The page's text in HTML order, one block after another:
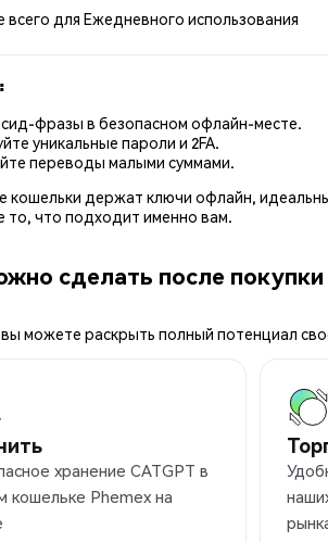
всего для Ежедневного использования
фразы в безопасном офлайн-месте.
уникальные пароли и 2FA.
переводы малыми суммами.
кошельки держат ключи офлайн,
то, что подходит именно вам.
сделать после покупки
вы можете раскрыть полный потенциал
хранение CATGPT в
кошельке Phemex на